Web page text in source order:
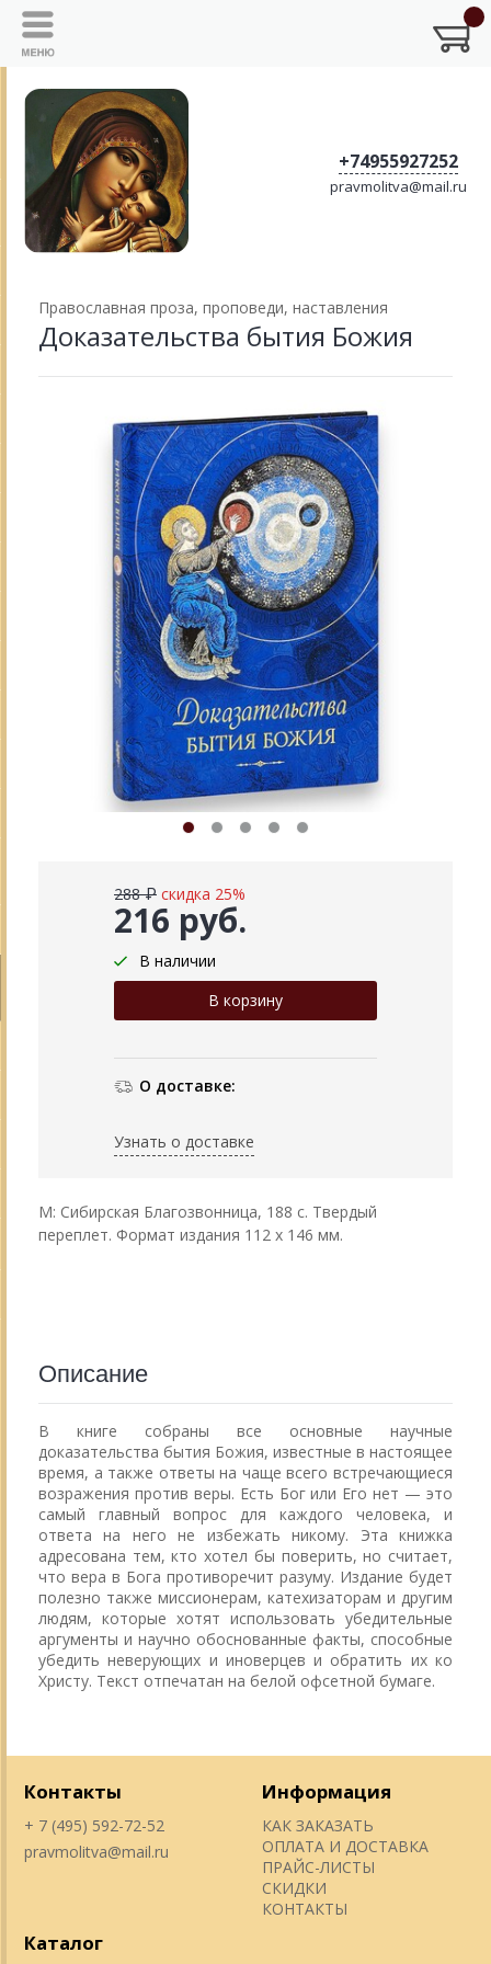
+74955927252
pravmolitva@mail.ru
Православная проза, проповеди, наставления
Доказательства бытия Божия
216 руб.
288 ₽ скидка 25%
В наличии
О доставке:
Узнать о доставке
М: Сибирская Благозвонница, 188 с. Твердый
переплет. Формат издания 112 х 146 мм.
Описание
В книге собраны все основные научные
доказательства бытия Божия, известные в настоящее
время, а также ответы на чаще всего встречающиеся
возражения против веры. Есть Бог или Его нет — это
самый главный вопрос для каждого человека, и
ответа на него не избежать никому. Эта книжка
адресована тем, кто хотел бы поверить, но считает,
что вера в Бога противоречит разуму. Издание будет
полезно также миссионерам, катехизаторам и другим
людям, которые хотят использовать убедительные
аргументы и научно обоснованные факты, способные
убедить неверующих и иноверцев и обратить их ко
Христу. Текст отпечатан на белой офсетной бумаге.
Контакты
+ 7 (495) 592-72-52
pravmolitva@mail.ru
Информация
КАК ЗАКАЗАТЬ
ОПЛАТА И ДОСТАВКА
ПРАЙС-ЛИСТЫ
СКИДКИ
КОНТАКТЫ
Каталог